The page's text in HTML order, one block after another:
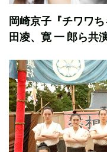
岡崎京子『チワワ
田凌、寛 一 郎ら共